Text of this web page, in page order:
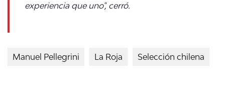
experiencia que uno", cerró.
Manuel Pellegrini La Roja Selección chilena